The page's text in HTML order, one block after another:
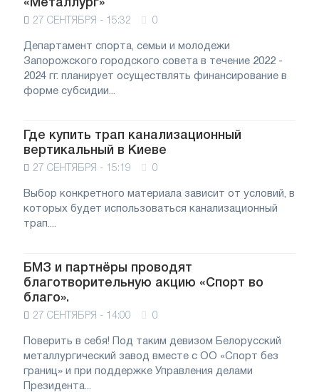
«Металлург»
27 СЕНТЯБРЯ - 15:32 0
Департамент спорта, семьи и молодежи
Запорожского городского совета в течение 2022 -
2024 гг. планирует осуществлять финансирование в
форме субсидии...
Где купить трап канализационный
вертикальный в Киеве
27 СЕНТЯБРЯ - 15:19 0
Выбор конкретного материала зависит от условий, в
которых будет использоваться канализационный
трап....
БМЗ и партнёры проводят
благотворительную акцию «Спорт во
благо».
27 СЕНТЯБРЯ - 14:00 0
Поверить в себя! Под таким девизом Белорусский
металлургический завод вместе с ОО «Спорт без
границ» и при поддержке Управления делами
Президента...